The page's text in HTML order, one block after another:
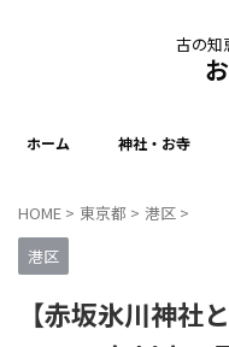
古の知
ホーム 神社・お寺
HOME > 東京都 > 港区 >
港区
【赤坂氷川神社